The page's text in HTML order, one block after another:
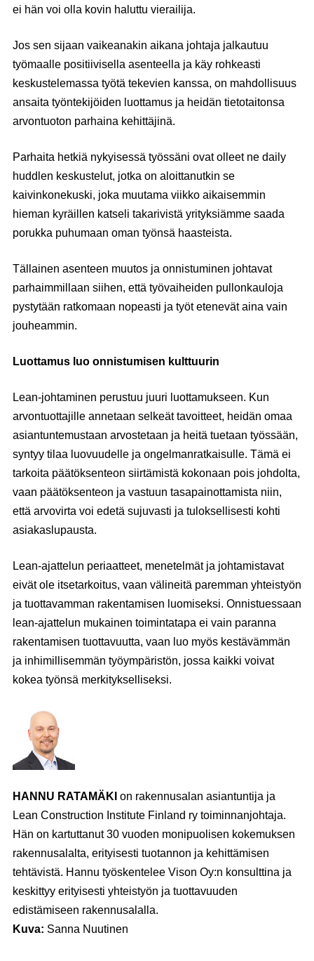
ei hän voi olla kovin haluttu vierailija.
Jos sen sijaan vaikeanakin aikana johtaja jalkautuu
työmaalle positiivisella asenteella ja käy rohkeasti
keskustelemassa työtä tekevien kanssa, on mahdollisuus
ansaita työntekijöiden luottamus ja heidän tietotaitonsa
arvontuoton parhaina kehittäjinä.
Parhaita hetkiä nykyisessä työssäni ovat olleet ne daily
huddlen keskustelut, jotka on aloittanutkin se
kaivinkonekuski, joka muutama viikko aikaisemmin
hieman kyräillen katseli takarivistä yrityksiämme saada
porukka puhumaan oman työnsä haasteista.
Tällainen asenteen muutos ja onnistuminen johtavat
parhaimmillaan siihen, että työvaiheiden pullonkauloja
pystytään ratkomaan nopeasti ja työt etenevät aina vain
jouheammin.
Luottamus luo onnistumisen kulttuurin
Lean-johtaminen perustuu juuri luottamukseen. Kun
arvontuottajille annetaan selkeät tavoitteet, heidän omaa
asiantuntemustaan arvostetaan ja heitä tuetaan työssään,
syntyy tilaa luovuudelle ja ongelmanratkaisulle. Tämä ei
tarkoita päätöksenteon siirtämistä kokonaan pois johdolta,
vaan päätöksenteon ja vastuun tasapainottamista niin,
että arvovirta voi edetä sujuvasti ja tuloksellisesti kohti
asiakaslupausta.
Lean-ajattelun periaatteet, menetelmät ja johtamistavat
eivät ole itsetarkoitus, vaan välineitä paremman yhteistyön
ja tuottavamman rakentamisen luomiseksi. Onnistuessaan
lean-ajattelun mukainen toimintatapa ei vain paranna
rakentamisen tuottavuutta, vaan luo myös kestävämmän
ja inhimillisemmän työympäristön, jossa kaikki voivat
kokea työnsä merkitykselliseksi.
HANNU RATAMÄKI on rakennusalan asiantuntija ja
Lean Construction Institute Finland ry toiminnanjohtaja.
Hän on kartuttanut 30 vuoden monipuolisen kokemuksen
rakennusalalta, erityisesti tuotannon ja kehittämisen
tehtävistä. Hannu työskentelee Vison Oy:n konsulttina ja
keskittyy erityisesti yhteistyön ja tuottavuuden
edistämiseen rakennusalalla.
Kuva: Sanna Nuutinen